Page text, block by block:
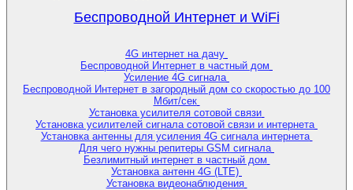
Беспроводной Интернет и WiFi
4G интернет на дачу
Беспроводной Интернет в частный дом
Усиление 4G сигнала
Беспроводной Интернет в загородный дом со скоростью до 100
Мбит/сек
Установка усилителя сотовой связи
Установка усилителей сигнала сотовой связи и интернета
Установка антенны для усиления 4G сигнала интернета
Для чего нужны репитеры GSM сигнала
Безлимитный интернет в частный дом
Установка антенн 4G (LTE)
Установка видеонаблюдения